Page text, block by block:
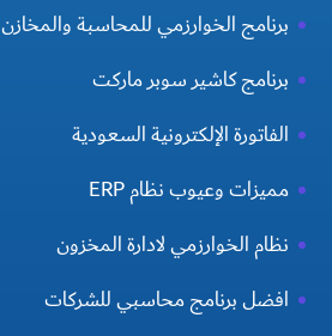
برنامج الخوارزمي للمحاسبة والمخازن
برنامج كاشير سوبر ماركت
الفاتورة الإلكترونية السعودية
مميزات وعيوب نظام ERP
نظام الخوارزمي لادارة المخزون
افضل برنامج محاسبي للشركات